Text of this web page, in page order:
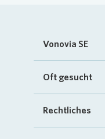
Vonovia SE
Startseite
Investoren
Oft gesucht
FAQ
Rechtliches